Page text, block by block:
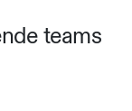
teams